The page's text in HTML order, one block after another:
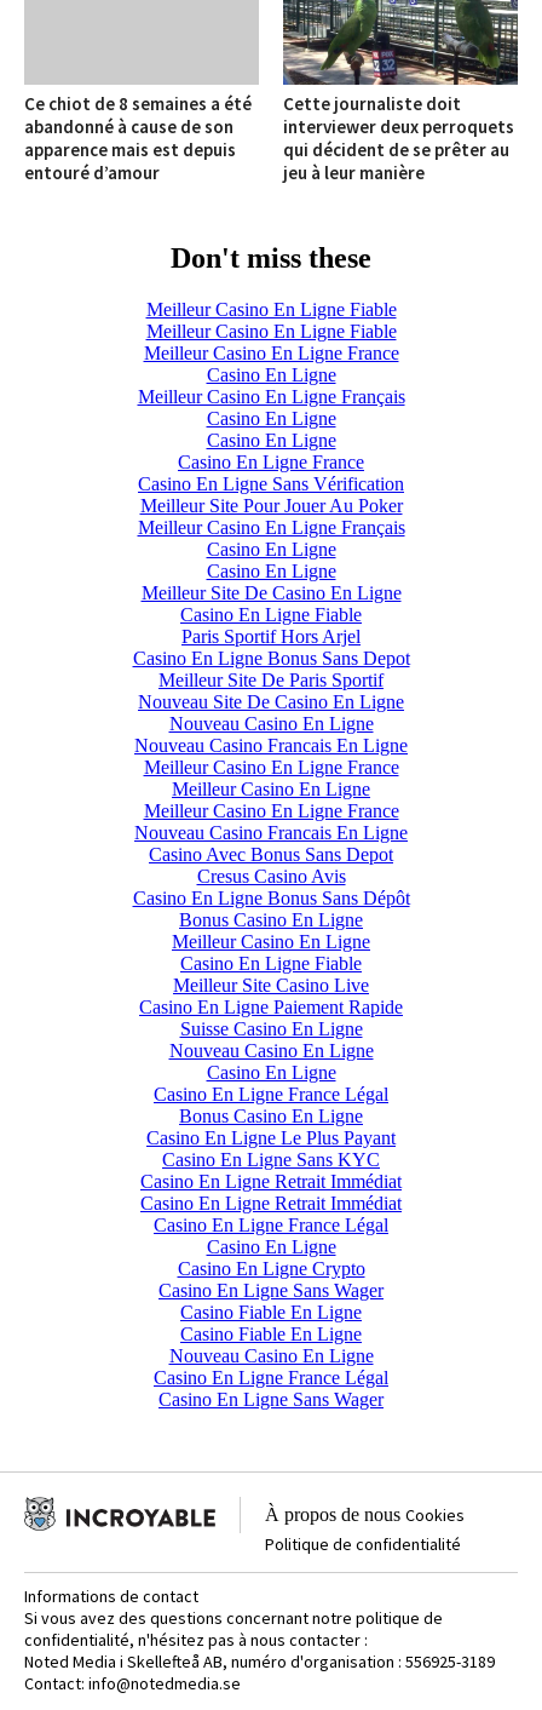
Ce chiot de 8 semaines a été
abandonné à cause de son
apparence mais est depuis
entouré d’amour
Cette journaliste doit
interviewer deux perroquets
qui décident de se prêter au
jeu à leur manière
Don't miss these
Meilleur Casino En Ligne Fiable
Meilleur Casino En Ligne Fiable
Meilleur Casino En Ligne France
Casino En Ligne
Meilleur Casino En Ligne Français
Casino En Ligne
Casino En Ligne
Casino En Ligne France
Casino En Ligne Sans Vérification
Meilleur Site Pour Jouer Au Poker
Meilleur Casino En Ligne Français
Casino En Ligne
Casino En Ligne
Meilleur Site De Casino En Ligne
Casino En Ligne Fiable
Paris Sportif Hors Arjel
Casino En Ligne Bonus Sans Depot
Meilleur Site De Paris Sportif
Nouveau Site De Casino En Ligne
Nouveau Casino En Ligne
Nouveau Casino Francais En Ligne
Meilleur Casino En Ligne France
Meilleur Casino En Ligne
Meilleur Casino En Ligne France
Nouveau Casino Francais En Ligne
Casino Avec Bonus Sans Depot
Cresus Casino Avis
Casino En Ligne Bonus Sans Dépôt
Bonus Casino En Ligne
Meilleur Casino En Ligne
Casino En Ligne Fiable
Meilleur Site Casino Live
Casino En Ligne Paiement Rapide
Suisse Casino En Ligne
Nouveau Casino En Ligne
Casino En Ligne
Casino En Ligne France Légal
Bonus Casino En Ligne
Casino En Ligne Le Plus Payant
Casino En Ligne Sans KYC
Casino En Ligne Retrait Immédiat
Casino En Ligne Retrait Immédiat
Casino En Ligne France Légal
Casino En Ligne
Casino En Ligne Crypto
Casino En Ligne Sans Wager
Casino Fiable En Ligne
Casino Fiable En Ligne
Nouveau Casino En Ligne
Casino En Ligne France Légal
Casino En Ligne Sans Wager
À propos de nous Cookies
Politique de confidentialité
Informations de contact
Si vous avez des questions concernant notre politique de
confidentialité, n'hésitez pas à nous contacter :
Noted Media i Skellefteå AB, numéro d'organisation : 556925-3189
Contact: info@notedmedia.se